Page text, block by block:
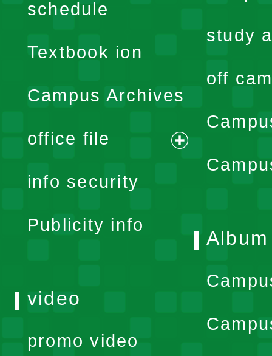
schedule
menu
Textbook ion
Campus Archives
office file
expand
info security
Publicity info
study
off
Album
video
promo video